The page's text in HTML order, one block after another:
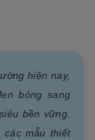
hiện nay,
bóng sang
bền vững.
các mẫu thiết